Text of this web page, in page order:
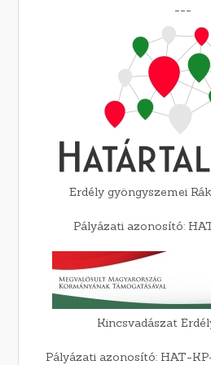
---
Erdély gyöngyszemei
Pályázati azonosító:
Kincsvadászat
Pályázati azonosító: HAT-